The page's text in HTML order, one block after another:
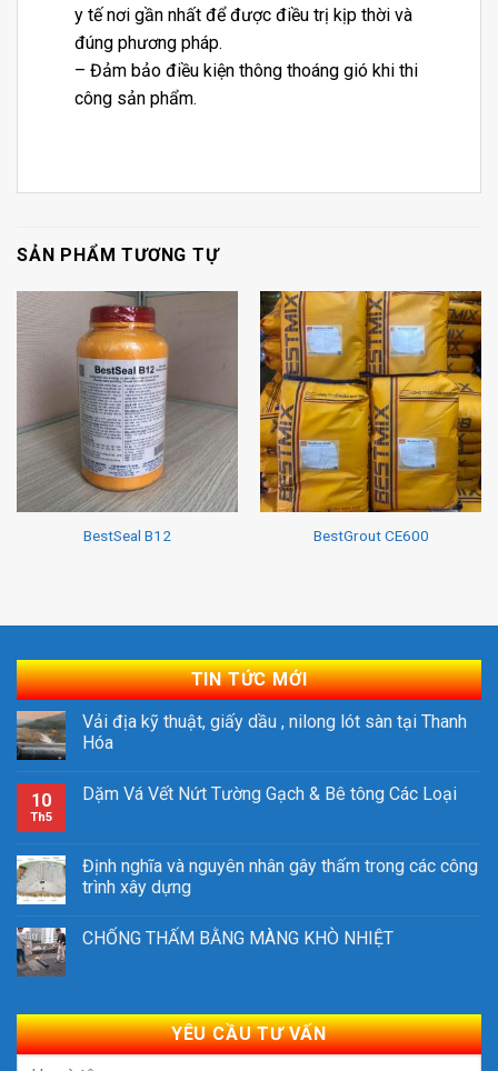
y tế nơi gần nhất để được điều trị kịp thời và
đúng phương pháp.
– Đảm bảo điều kiện thông thoáng gió khi thi
công sản phẩm.
SẢN PHẨM TƯƠNG TỰ
BestSeal B12 BestGrout CE600
TIN TỨC MỚI
Vải địa kỹ thuật, giấy dầu , nilong lót sàn tại Thanh
Hóa
10
Th5
Dặm Vá Vết Nứt Tường Gạch & Bê tông Các Loại
Định nghĩa và nguyên nhân gây thấm trong các công
trình xây dựng
CHỐNG THẤM BẰNG MÀNG KHÒ NHIỆT
YÊU CẦU TƯ VẤN